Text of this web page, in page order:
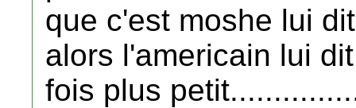
que c'est moshe lui
alors l'americain lui
fois plus